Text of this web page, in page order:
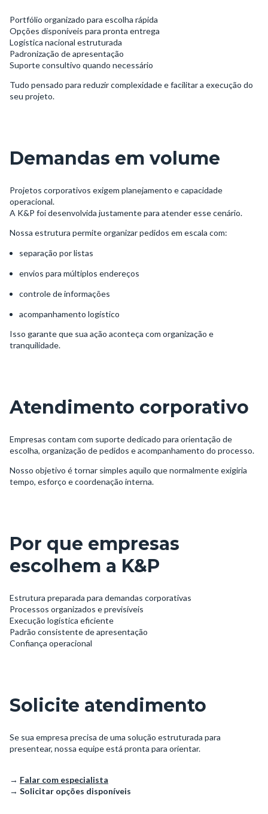
Portfólio organizado para escolha rápida
Opções disponíveis para pronta entrega
Logística nacional estruturada
Padronização de apresentação
Suporte consultivo quando necessário
Tudo pensado para reduzir complexidade e facilitar a execução do
seu projeto.
Demandas em volume
Projetos corporativos exigem planejamento e capacidade
operacional.
A K&P foi desenvolvida justamente para atender esse cenário.
Nossa estrutura permite organizar pedidos em escala com:
separação por listas
envios para múltiplos endereços
controle de informações
acompanhamento logístico
Isso garante que sua ação aconteça com organização e
tranquilidade.
Atendimento corporativo
Empresas contam com suporte dedicado para orientação de
escolha, organização de pedidos e acompanhamento do processo.
Nosso objetivo é tornar simples aquilo que normalmente exigiria
tempo, esforço e coordenação interna.
Por que empresas
escolhem a K&P
Estrutura preparada para demandas corporativas
Processos organizados e previsíveis
Execução logística eficiente
Padrão consistente de apresentação
Confiança operacional
Solicite atendimento
Se sua empresa precisa de uma solução estruturada para
presentear, nossa equipe está pronta para orientar.
→ Falar com especialista
→ Solicitar opções disponíveis